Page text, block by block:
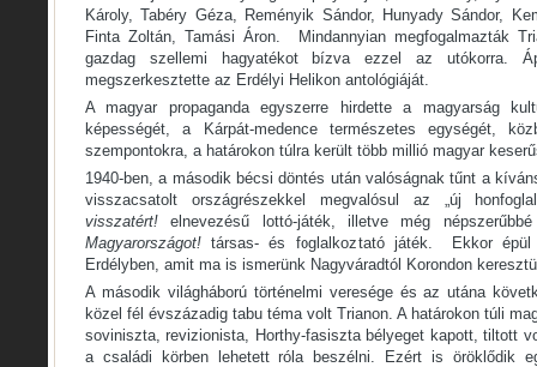
Károly, Tabéry Géza, Reményik Sándor, Hunyady Sándor,
Finta Zoltán, Tamási Áron. Mindannyian megfogalmazták
gazdag szellemi hagyatékot bízva ezzel az utókorra.
megszerkesztette az Erdélyi Helikon antológiáját.
A magyar propaganda egyszerre hirdette a magyarság
képességét, a Kárpát-medence természetes egységét,
szempontokra, a határokon túlra került több millió magyar
1940-ben, a második bécsi döntés után valóságnak tűnt a
visszacsatolt országrészekkel megvalósul az „új
visszatért! elnevezésű lottó-játék, illetve még
Magyarországot! társas- és foglalkoztató játék. Ekkor
Erdélyben, amit ma is ismerünk Nagyváradtól Korondon
A második világháború történelmi veresége és az utána
közel fél évszázadig tabu téma volt Trianon. A határokon túli
soviniszta, revizionista, Horthy-fasiszta bélyeget kapott, tiltott
a családi körben lehetett róla beszélni. Ezért is öröklődik